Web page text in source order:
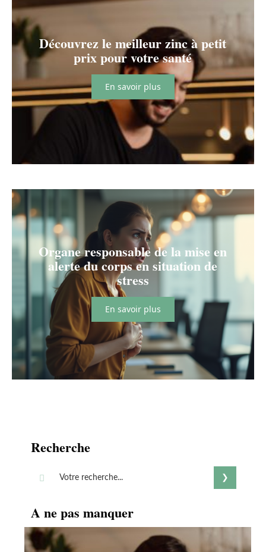
Découvrez le meilleur zinc à petit
prix pour votre santé
En savoir plus
Organe responsable de la mise en
alerte du corps en situation de
stress
En savoir plus
Recherche
A ne pas manquer